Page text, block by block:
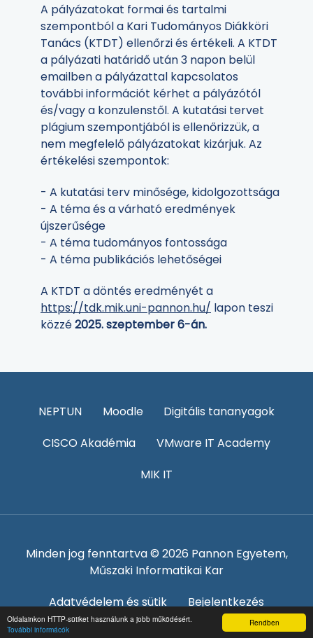
Rendben
Oldalainkon HTTP-sütiket használunk a jobb működésért.
További informácók
A pályázatokat formai és tartalmi
szempontból a Kari Tudományos Diákköri
Tanács (KTDT) ellenőrzi és értékeli. A KTDT
a pályázati határidő után 3 napon belül
emailben a pályázattal kapcsolatos
további információt kérhet a pályázótól
és/vagy a konzulenstől. A kutatási tervet
plágium szempontjából is ellenőrizzük, a
nem megfelelő pályázatokat kizárjuk. Az
értékelési szempontok:
- A kutatási terv minősége, kidolgozottsága
- A téma és a várható eredmények
újszerűsége
- A téma tudományos fontossága
- A téma publikációs lehetőségei
A KTDT a döntés eredményét a
https://tdk.mik.uni-pannon.hu/ lapon teszi
közzé2025. szeptember 6-án.
NEPTUN Moodle
Digitális tananyagok
CISCO Akadémia
VMware IT Academy
MIK IT
Minden jog fenntartva © 2026 Pannon Egyetem,
Műszaki Informatikai Kar
Adatvédelem és sütik
Bejelentkezés